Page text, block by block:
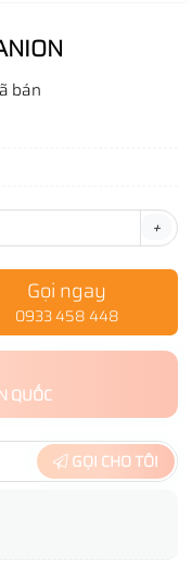
bán
+
Gọi ngay
0933 458 448
QUỐC
GỌI CHO TÔI